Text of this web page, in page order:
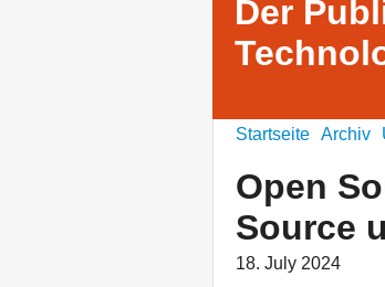
Der
Startseite Archiv
Open
Source
18. July 2024